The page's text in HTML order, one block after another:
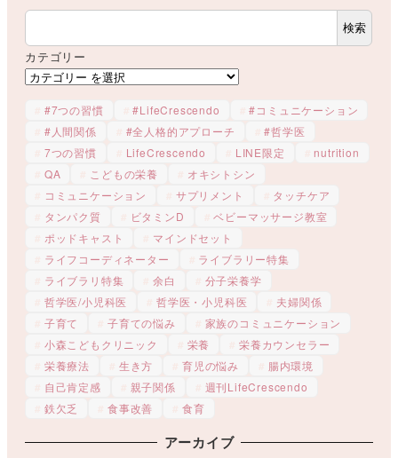
検索
カテゴリー
#7つの習慣 #LifeCrescendo
#コミュニケーション
#人間関係
#全人格的アプローチ
#哲学医
7つの習慣
LifeCrescendo LINE限定
nutrition
QA
こどもの栄養
オキシトシン
コミュニケーション
サプリメント
タッチケア
タンパク質
ビタミンD
ベビーマッサージ教室
ポッドキャスト
マインドセット
ライフコーディネーター
ライブラリー特集
ライブラリ特集
余白
分子栄養学
哲学医/小児科医
哲学医・小児科医
夫婦関係
子育て
子育ての悩み
家族のコミュニケーション
小森こどもクリニック
栄養
栄養カウンセラー
栄養療法
生き方 育児の悩み
腸内環境
自己肯定感
親子関係
週刊LifeCrescendo
鉄欠乏
食事改善 食育
アーカイブ